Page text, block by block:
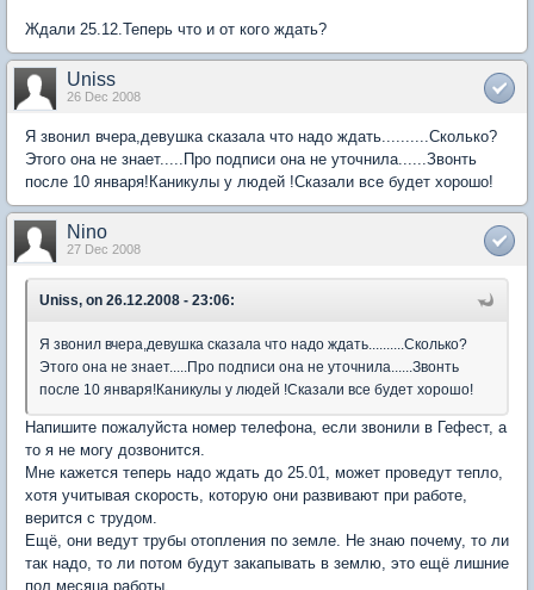
Ждали 25.12.Теперь что и от кого ждать?
Uniss
26 Dec 2008
Я звонил вчера,девушка сказала что надо ждать..........Сколько?
Этого она не знает.....Про подписи она не уточнила......Звонть
после 10 января!Каникулы у людей !Сказали все будет хорошо!
Nino
27 Dec 2008
Uniss, on 26.12.2008 - 23:06:
Я звонил вчера,девушка сказала что надо ждать..........Сколько?
Этого она не знает.....Про подписи она не уточнила......Звонть
после 10 января!Каникулы у людей !Сказали все будет хорошо!
Напишите пожалуйста номер телефона, если звонили в Гефест, а
то я не могу дозвонится.
Мне кажется теперь надо ждать до 25.01, может проведут тепло,
хотя учитывая скорость, которую они развивают при работе,
верится с трудом.
Ещё, они ведут трубы отопления по земле. Не знаю почему, то ли
так надо, то ли потом будут закапывать в землю, это ещё лишние
пол месяца работы.